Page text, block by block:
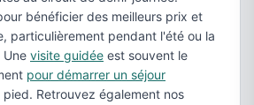
bénéficier des meilleurs prix et
particulièrement pendant l'été ou la
visite guidée est souvent le
pour démarrer un séjour
Retrouvez également nos